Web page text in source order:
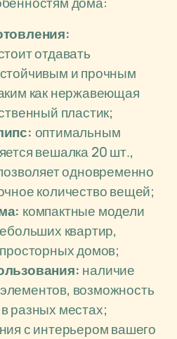
отдавать
и прочным
как нержавеющая
пластик;
оптимальным
вешалка 20 шт.,
одновременно
количество вещей;
компактные модели
квартир,
домов;
наличие
возможность
разных местах;
с интерьером вашего